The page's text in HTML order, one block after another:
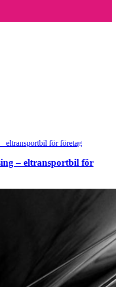
– eltransportbil för